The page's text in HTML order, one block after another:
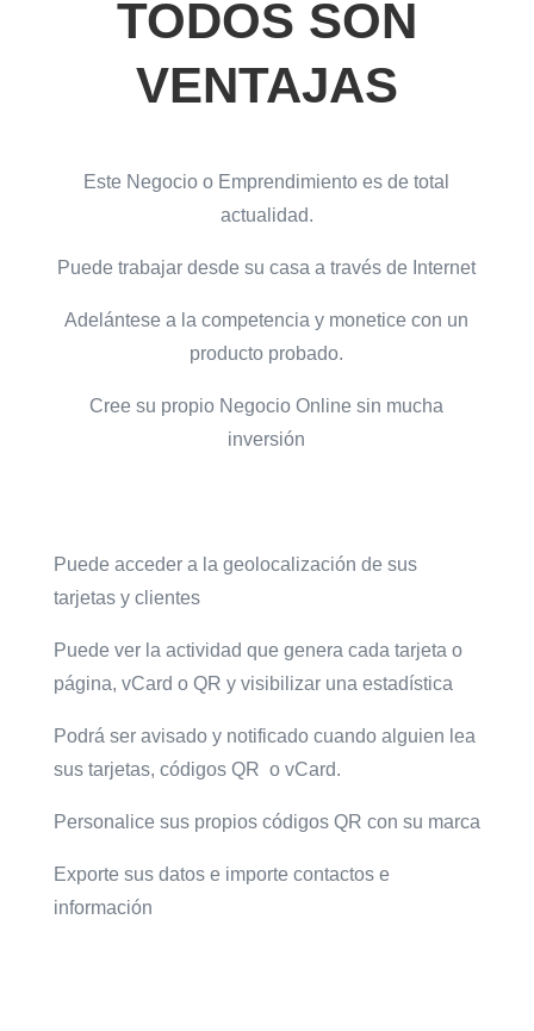
TODOS SON
VENTAJAS
Este Negocio o Emprendimiento es de total
actualidad.
Puede trabajar desde su casa a través de Internet
Adelántese a la competencia y monetice con un
producto probado.
Cree su propio Negocio Online sin mucha
inversión
Puede acceder a la geolocalización de sus
tarjetas y clientes
Puede ver la actividad que genera cada tarjeta o
página, vCard o QR y visibilizar una estadística
Podrá ser avisado y notificado cuando alguien lea
sus tarjetas, códigos QR o vCard.
Personalice sus propios códigos QR con su marca
Exporte sus datos e importe contactos e
información